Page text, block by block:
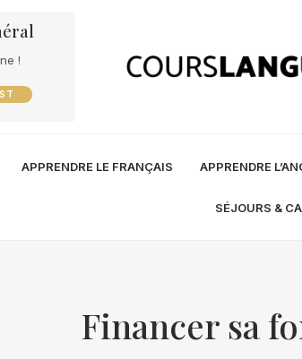
!
APPRENDRE LE FRANÇAIS APPRENDRE
SÉJOURS &
Financer sa